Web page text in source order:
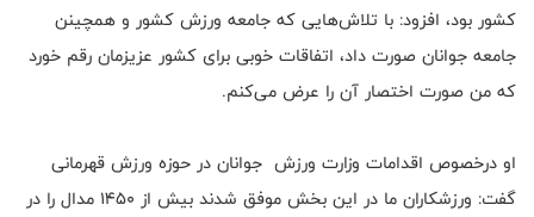
کشور بود، افزود: با تلاش‌هایی که جامعه ورزش کشور و همچینن
جامعه جوانان صورت داد، اتفاقات خوبی برای کشور عزیزمان رقم خورد
که من صورت اختصار آن را عرض می‌کنم.
او درخصوص اقدامات وزارت ورزش جوانان در حوزه ورزش قهرمانی
گفت: ورزشکاران ما در این بخش موفق شدند بیش از ۱۴۵۰ مدال را در